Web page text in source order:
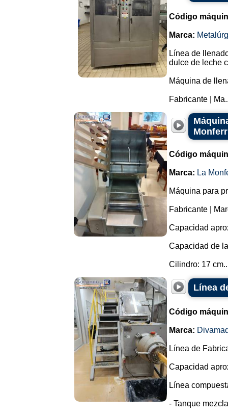
Código
Marca:
Línea de
dulce de leche
Máquina de
Fabricante |
Código
Marca: La
Máquina para
Fabricante |
Capacidad
Capacidad de
Cilindro: 17
Línea
Código
Marca:
Línea de
Capacidad
Línea
- Tanque